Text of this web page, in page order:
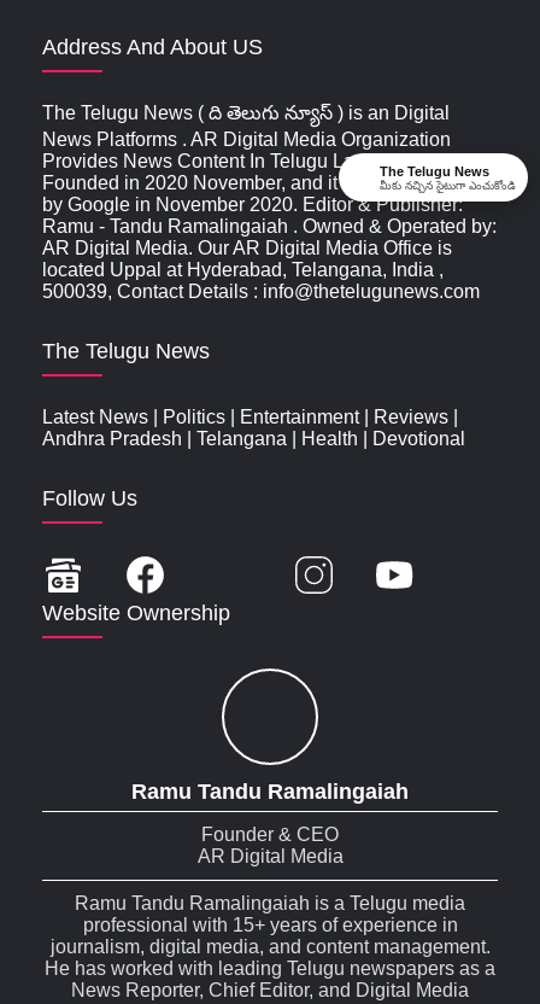
Address And About US
The Telugu News ( ది తెలుగు న్యూస్‌ ) is an Digital
News Platforms . AR Digital Media Organization
Provides News Content In Telugu Language,
Founded in 2020 November, and it was first indexed
by Google in November 2020. Editor & Publisher:
Ramu - Tandu Ramalingaiah . Owned & Operated by:
AR Digital Media. Our AR Digital Media Office is
located Uppal at Hyderabad, Telangana, India ,
500039, Contact Details : info@thetelugunews.com
The Telugu News
Latest News Politics Entertainment| Reviews
Andhra Pradesh
Telangana Health Devotional
Follow Us
Website Ownership
Ramu Tandu Ramalingaiah
Founder & CEO
AR Digital Media
Ramu Tandu Ramalingaiah is a Telugu media
professional with 15+ years of experience in
journalism, digital media, and content management.
He has worked with leading Telugu newspapers as a
News Reporter, Chief Editor, and Digital Media
The Telugu News
మీకు నచ్చిన సైటుగా ఎంచుకోండి